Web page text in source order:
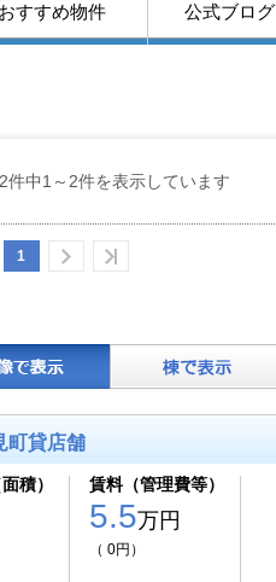
おすすめ物件 公式ブログ
件中1～2件を表示しています
1
町貸店舗
積） 賃料（管理費等）
5.5万円
（ 0円）